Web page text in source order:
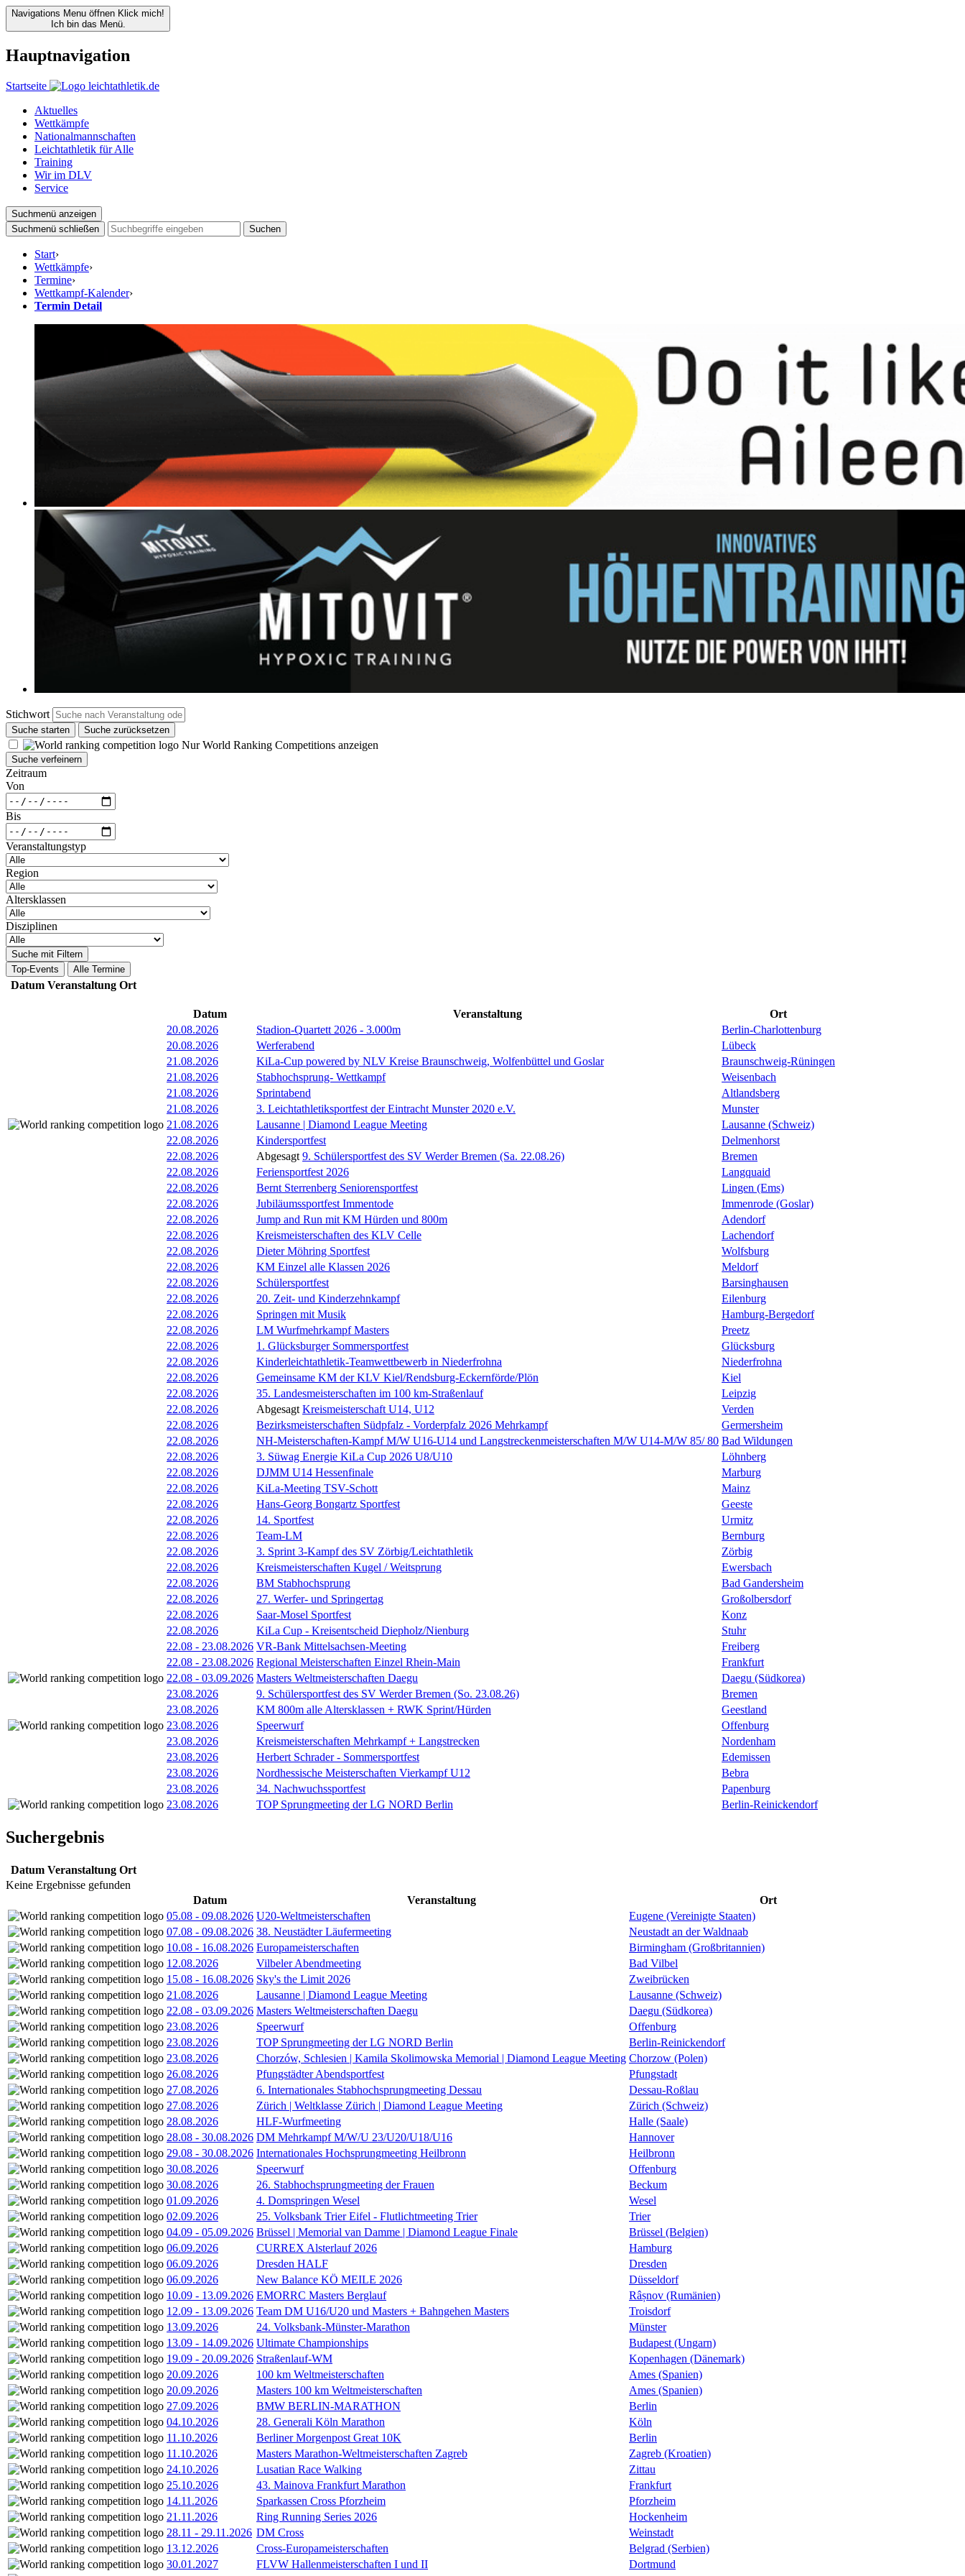
Navigations Menu öffnen Klick mich!
Ich bin das Menü.
Hauptnavigation
Startseite
Aktuelles
Wettkämpfe
Nationalmannschaften
Leichtathletik für Alle
Training
Wir im DLV
Service
Suchmenü anzeigen
Suchmenü schließen
Suchen
Start›
Wettkämpfe›
Termine›
Wettkampf-Kalender›
Termin Detail
Stichwort
Suche starten Suche zurücksetzen
Nur World Ranking Competitions anzeigen
Suche verfeinern
Zeitraum
Von
Bis
Veranstaltungstyp
Region
Altersklassen
Disziplinen
Suche mit Filtern
Top-Events
Alle Termine
Datum Veranstaltung Ort
Datum Veranstaltung
Ort
20.08.2026
Stadion-Quartett 2026 - 3.000m
Berlin-Charlottenburg
20.08.2026
Werferabend
Lübeck
21.08.2026
KiLa-Cup powered by NLV Kreise Braunschweig, Wolfenbüttel und Goslar
Braunschweig-Rüningen
21.08.2026
Stabhochsprung- Wettkampf
Weisenbach
21.08.2026
Sprintabend
Altlandsberg
21.08.2026
3. Leichtathletiksportfest der Eintracht Munster 2020 e.V.
Munster
21.08.2026
Lausanne | Diamond League Meeting
Lausanne (Schweiz)
22.08.2026
Kindersportfest
Delmenhorst
22.08.2026
Abgesagt 9. Schülersportfest des SV Werder Bremen (Sa. 22.08.26)
Bremen
22.08.2026
Feriensportfest 2026
Langquaid
22.08.2026
Bernt Sterrenberg Seniorensportfest
Lingen (Ems)
22.08.2026
Jubiläumssportfest Immentode
Immenrode (Goslar)
22.08.2026
Jump and Run mit KM Hürden und 800m
Adendorf
22.08.2026
Kreismeisterschaften des KLV Celle
Lachendorf
22.08.2026
Dieter Möhring Sportfest
Wolfsburg
22.08.2026
KM Einzel alle Klassen 2026
Meldorf
22.08.2026
Schülersportfest
Barsinghausen
22.08.2026
20. Zeit- und Kinderzehnkampf
Eilenburg
22.08.2026
Springen mit Musik
Hamburg-Bergedorf
22.08.2026
LM Wurfmehrkampf Masters
Preetz
22.08.2026
1. Glücksburger Sommersportfest
Glücksburg
22.08.2026
Kinderleichtathletik-Teamwettbewerb in Niederfrohna
Niederfrohna
22.08.2026
Gemeinsame KM der KLV Kiel/Rendsburg-Eckernförde/Plön
Kiel
22.08.2026
35. Landesmeisterschaften im 100 km-Straßenlauf
Leipzig
22.08.2026
Abgesagt Kreismeisterschaft U14, U12
Verden
22.08.2026
Bezirksmeisterschaften Südpfalz - Vorderpfalz 2026 Mehrkampf
Germersheim
22.08.2026
NH-Meisterschaften-Kampf M/W U16-U14 und Langstreckenmeisterschaften M/W U14-M/W 85/ 80 Bad Wildungen
22.08.2026
3. Süwag Energie KiLa Cup 2026 U8/U10
Löhnberg
22.08.2026
DJMM U14 Hessenfinale
Marburg
22.08.2026
KiLa-Meeting TSV-Schott
Mainz
22.08.2026
Hans-Georg Bongartz Sportfest
Geeste
22.08.2026
14. Sportfest
Urmitz
22.08.2026
Team-LM
Bernburg
22.08.2026
3. Sprint 3-Kampf des SV Zörbig/Leichtathletik
Zörbig
22.08.2026
Kreismeisterschaften Kugel / Weitsprung
Ewersbach
22.08.2026
BM Stabhochsprung
Bad Gandersheim
22.08.2026
27. Werfer- und Springertag
Großolbersdorf
22.08.2026
Saar-Mosel Sportfest
Konz
22.08.2026
KiLa Cup - Kreisentscheid Diepholz/Nienburg
Stuhr
22.08 - 23.08.2026 VR-Bank Mittelsachsen-Meeting
Freiberg
22.08 - 23.08.2026 Regional Meisterschaften Einzel Rhein-Main
Frankfurt
22.08 - 03.09.2026 Masters Weltmeisterschaften Daegu
Daegu (Südkorea)
23.08.2026
9. Schülersportfest des SV Werder Bremen (So. 23.08.26)
Bremen
23.08.2026
KM 800m alle Altersklassen + RWK Sprint/Hürden
Geestland
23.08.2026
Speerwurf
Offenburg
23.08.2026
Kreismeisterschaften Mehrkampf + Langstrecken
Nordenham
23.08.2026
Herbert Schrader - Sommersportfest
Edemissen
23.08.2026
Nordhessische Meisterschaften Vierkampf U12
Bebra
23.08.2026
34. Nachwuchssportfest
Papenburg
23.08.2026
TOP Sprungmeeting der LG NORD Berlin Berlin-Reinickendorf
Suchergebnis
Datum Veranstaltung Ort
Keine Ergebnisse gefunden
Datum
Veranstaltung
Ort
05.08 - 09.08.2026 U20-Weltmeisterschaften
Eugene (Vereinigte Staaten)
07.08 - 09.08.2026 38. Neustädter Läufermeeting
Neustadt an der Waldnaab
10.08 - 16.08.2026 Europameisterschaften
Birmingham (Großbritannien)
12.08.2026
Vilbeler Abendmeeting
Bad Vilbel
15.08 - 16.08.2026 Sky's the Limit 2026
Zweibrücken
21.08.2026
Lausanne | Diamond League Meeting
Lausanne (Schweiz)
22.08 - 03.09.2026 Masters Weltmeisterschaften Daegu
Daegu (Südkorea)
23.08.2026
Speerwurf
Offenburg
23.08.2026
TOP Sprungmeeting der LG NORD Berlin
Berlin-Reinickendorf
23.08.2026
Chorzów, Schlesien | Kamila Skolimowska Memorial | Diamond League Meeting Chorzow (Polen)
26.08.2026
Pfungstädter Abendsportfest
Pfungstadt
27.08.2026
6. Internationales Stabhochsprungmeeting Dessau
Dessau-Roßlau
27.08.2026
Zürich | Weltklasse Zürich | Diamond League Meeting
Zürich (Schweiz)
28.08.2026
HLF-Wurfmeeting
Halle (Saale)
28.08 - 30.08.2026 DM Mehrkampf M/W/U 23/U20/U18/U16
Hannover
29.08 - 30.08.2026 Internationales Hochsprungmeeting Heilbronn
Heilbronn
30.08.2026
Speerwurf
Offenburg
30.08.2026
26. Stabhochsprungmeeting der Frauen
Beckum
01.09.2026
4. Domspringen Wesel
Wesel
02.09.2026
25. Volksbank Trier Eifel - Flutlichtmeeting Trier
Trier
04.09 - 05.09.2026 Brüssel | Memorial van Damme | Diamond League Finale
Brüssel (Belgien)
06.09.2026
CURREX Alsterlauf 2026
Hamburg
06.09.2026
Dresden HALF
Dresden
06.09.2026
New Balance KÖ MEILE 2026
Düsseldorf
10.09 - 13.09.2026 EMORRC Masters Berglauf
Râșnov (Rumänien)
12.09 - 13.09.2026 Team DM U16/U20 und Masters + Bahngehen Masters
Troisdorf
13.09.2026
24. Volksbank-Münster-Marathon
Münster
13.09 - 14.09.2026 Ultimate Championships
Budapest (Ungarn)
19.09 - 20.09.2026 Straßenlauf-WM
Kopenhagen (Dänemark)
20.09.2026
100 km Weltmeisterschaften
Ames (Spanien)
20.09.2026
Masters 100 km Weltmeisterschaften
Ames (Spanien)
27.09.2026
BMW BERLIN-MARATHON
Berlin
04.10.2026
28. Generali Köln Marathon
Köln
11.10.2026
Berliner Morgenpost Great 10K
Berlin
11.10.2026
Masters Marathon-Weltmeisterschaften Zagreb
Zagreb (Kroatien)
24.10.2026
Lusatian Race Walking
Zittau
25.10.2026
43. Mainova Frankfurt Marathon
Frankfurt
14.11.2026
Sparkassen Cross Pforzheim
Pforzheim
21.11.2026
Ring Running Series 2026
Hockenheim
28.11 - 29.11.2026 DM Cross
Weinstadt
13.12.2026
Cross-Europameisterschaften
Belgrad (Serbien)
30.01.2027
FLVW Hallenmeisterschaften I und II
Dortmund